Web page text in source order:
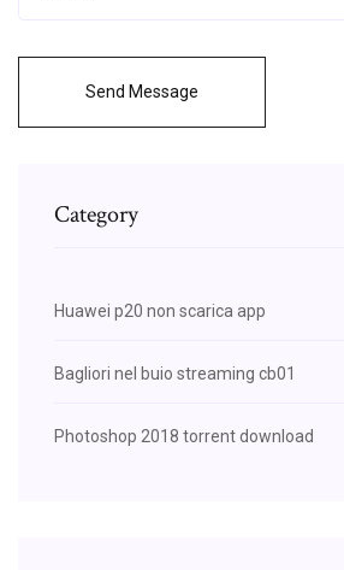
Send Message
Category
Huawei p20 non scarica app
Bagliori nel buio streaming cb01
Photoshop 2018 torrent download